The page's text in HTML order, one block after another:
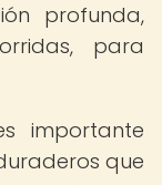
profunda,
para
importante
que